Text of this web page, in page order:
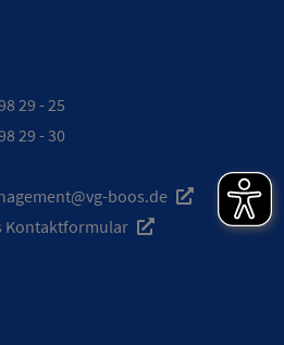
29 - 25
29 - 30
boos.de
Kontaktformular